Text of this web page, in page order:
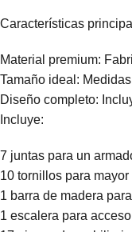
Características
Material premium:
Tamaño ideal:
Diseño completo:
Incluye:
7 juntas para un
10 tornillos para mayor
1 barra de madera
1 escalera para